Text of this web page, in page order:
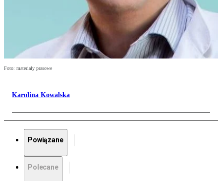
Foto: materiały prasowe
Karolina Kowalska
Powiązane
Polecane